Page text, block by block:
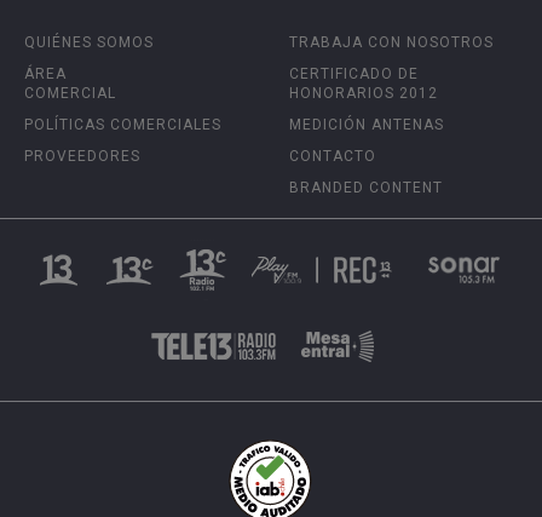
QUIÉNES SOMOS
ÁREA
COMERCIAL
POLÍTICAS COMERCIALES
PROVEEDORES
TRABAJA CON NOSOTROS
CERTIFICADO DE
HONORARIOS 2012
MEDICIÓN ANTENAS
CONTACTO
BRANDED CONTENT